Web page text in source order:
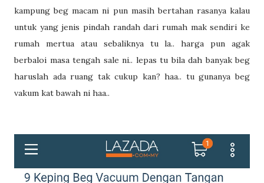
kampung beg macam ni pun masih bertahan rasanya kalau
untuk yang jenis pindah randah dari rumah mak sendiri ke
rumah mertua atau sebaliknya tu la.. harga pun agak
berbaloi masa tengah sale ni.. lepas tu bila dah banyak beg
haruslah ada ruang tak cukup kan? haa.. tu gunanya beg
vakum kat bawah ni haa..